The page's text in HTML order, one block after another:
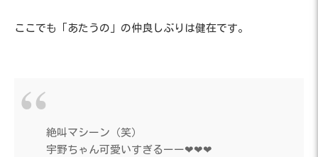
ここでも「あたうの」の仲良しぶりは健在です。
絶叫マシーン（笑）
宇野ちゃん可愛いすぎるーー❤︎❤︎❤︎